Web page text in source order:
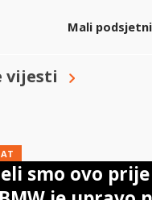
Mali
vijesti
smo ovo